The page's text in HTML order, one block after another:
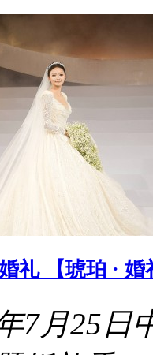
礼 【琥珀 ·
7月25日